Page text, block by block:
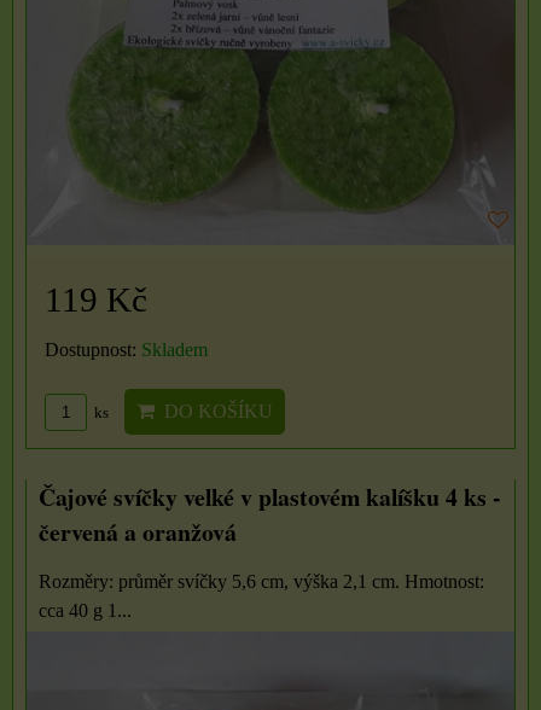
119 Kč
Dostupnost: Skladem
ks DO KOŠÍKU
Čajové svíčky velké v plastovém kalíšku 4 ks -
červená a oranžová
Rozměry: průměr svíčky 5,6 cm, výška 2,1 cm. Hmotnost:
cca 40 g 1...